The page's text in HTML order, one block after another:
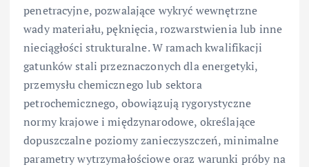
penetracyjne, pozwalające wykryć wewnętrzne
wady materiału, pęknięcia, rozwarstwienia lub inne
nieciągłości strukturalne. W ramach kwalifikacji
gatunków stali przeznaczonych dla energetyki,
przemysłu chemicznego lub sektora
petrochemicznego, obowiązują rygorystyczne
normy krajowe i międzynarodowe, określające
dopuszczalne poziomy zanieczyszczeń, minimalne
parametry wytrzymałościowe oraz warunki próby na